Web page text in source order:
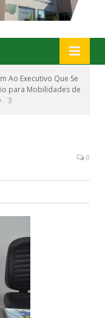
Ao Executivo Que Se
para Mobilidades de
3
0